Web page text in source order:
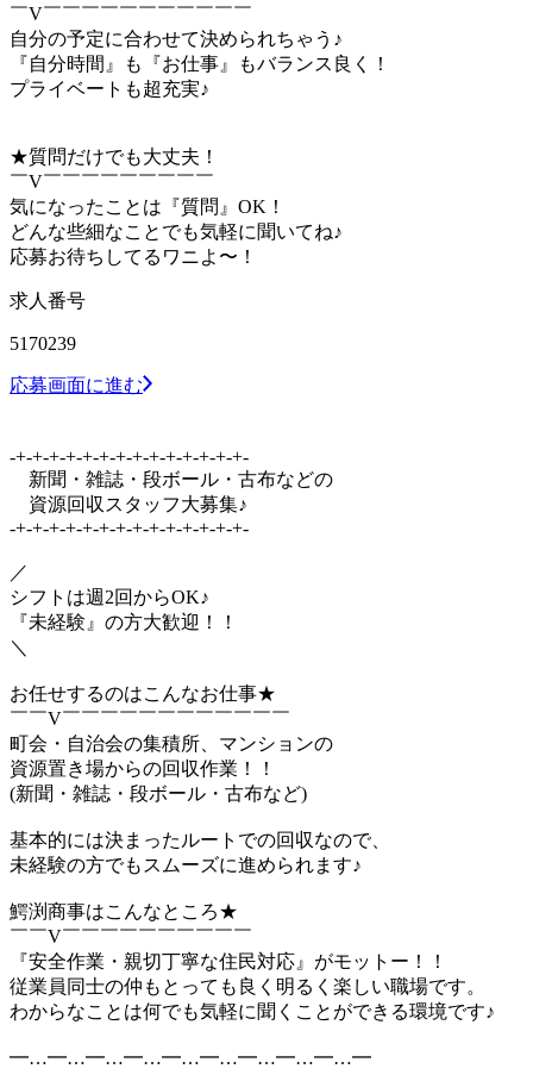
￣V￣￣￣￣￣￣￣￣￣￣￣
自分の予定に合わせて決められちゃう♪
『自分時間』も『お仕事』もバランス良く！
プライベートも超充実♪
★質問だけでも大丈夫！
￣V￣￣￣￣￣￣￣￣￣
気になったことは『質問』OK！
どんな些細なことでも気軽に聞いてね♪
応募お待ちしてるワニよ〜！
求人番号
5170239
応募画面に進む
-+-+-+-+-+-+-+-+-+-+-+-+-+-+-
新聞・雑誌・段ボール・古布などの
資源回収スタッフ大募集♪
-+-+-+-+-+-+-+-+-+-+-+-+-+-+-
／
シフトは週2回からOK♪
『未経験』の方大歓迎！！
＼
お任せするのはこんなお仕事★
￣￣V￣￣￣￣￣￣￣￣￣￣￣￣
町会・自治会の集積所、マンションの
資源置き場からの回収作業！！
(新聞・雑誌・段ボール・古布など)
基本的には決まったルートでの回収なので、
未経験の方でもスムーズに進められます♪
鰐渕商事はこんなところ★
￣￣V￣￣￣￣￣￣￣￣￣￣
『安全作業・親切丁寧な住民対応』がモットー！！
従業員同士の仲もとっても良く明るく楽しい職場です。
わからなことは何でも気軽に聞くことができる環境です♪
━…━…━…━…━…━…━…━…━…━